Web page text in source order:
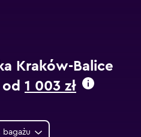
Kraków-Balice
1 003 zł
bagażu